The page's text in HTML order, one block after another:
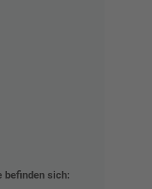
befinden sich: